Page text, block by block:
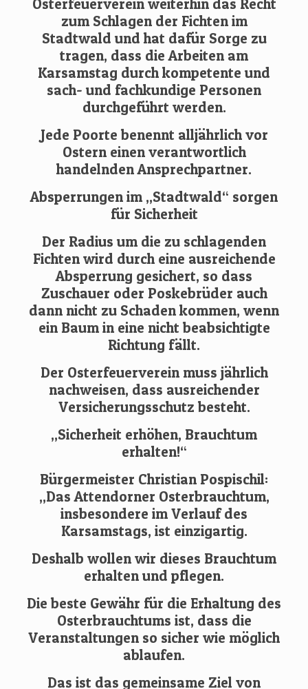
Osterfeuerverein weiterhin das Recht
zum Schlagen der Fichten im
Stadtwald und hat dafür Sorge zu
tragen, dass die Arbeiten am
Karsamstag durch kompetente und
sach- und fachkundige Personen
durchgeführt werden.
Jede Poorte benennt alljährlich vor
Ostern einen verantwortlich
handelnden Ansprechpartner.
Absperrungen im „Stadtwald“ sorgen
für Sicherheit
Der Radius um die zu schlagenden
Fichten wird durch eine ausreichende
Absperrung gesichert, so dass
Zuschauer oder Poskebrüder auch
dann nicht zu Schaden kommen, wenn
ein Baum in eine nicht beabsichtigte
Richtung fällt.
Der Osterfeuerverein muss jährlich
nachweisen, dass ausreichender
Versicherungsschutz besteht.
„Sicherheit erhöhen, Brauchtum
erhalten!“
Bürgermeister Christian Pospischil:
„Das Attendorner Osterbrauchtum,
insbesondere im Verlauf des
Karsamstags, ist einzigartig.
Deshalb wollen wir dieses Brauchtum
erhalten und pflegen.
Die beste Gewähr für die Erhaltung des
Osterbrauchtums ist, dass die
Veranstaltungen so sicher wie möglich
ablaufen.
Das ist das gemeinsame Ziel von